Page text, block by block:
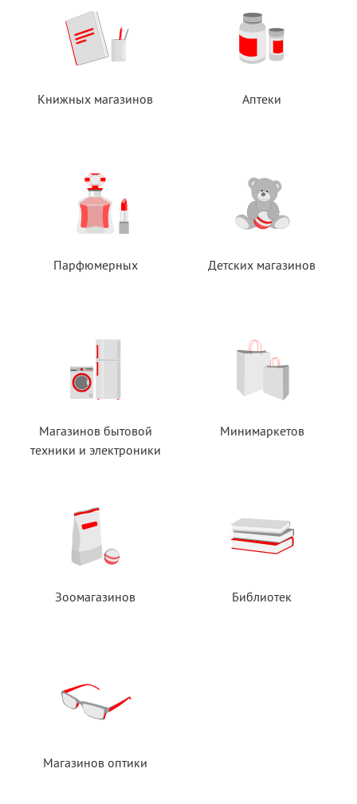
Книжных магазинов Аптеки
Парфюмерных Детских магазинов
Магазинов бытовой
техники и электроники
Минимаркетов
Зоомагазинов Библиотек
Магазинов оптики